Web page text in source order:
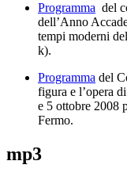
Programma del
dell’Anno
tempi moderni
k).
Programma del
figura e l’opera
e 5 ottobre 2008
Fermo.
mp3